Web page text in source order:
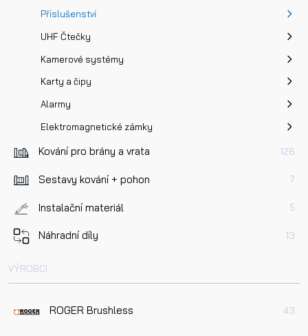
Příslušenství
UHF Čtečky
Kamerové systémy
Karty a čipy
Alarmy
Elektromagnetické zámky
Kování pro brány a vrata 126
Sestavy kování + pohon 7
Instalační materiál 5
Náhradní díly 13
VÝROBCI
ROGER Brushless 43